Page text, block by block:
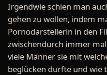
Irgendwie schien man
gehen zu wollen, indem
Pornodarstellerin in den
zwischendurch immer
viele Männer sie mit
beglücken durfte und wie